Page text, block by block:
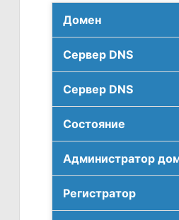
Домен
Сервер DNS
Сервер DNS
Соcтояние
Администратор
Регистратор